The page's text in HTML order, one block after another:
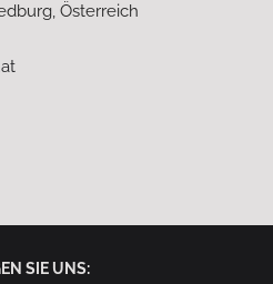
Österreich
SIE UNS: